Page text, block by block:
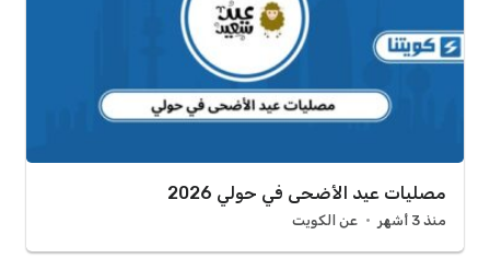
مصليات عيد الأضحى في حولي 2026
منذ 3 أشهر عن الكويت